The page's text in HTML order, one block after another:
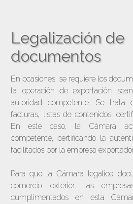
Legalización de
documentos
En ocasiones, se requiere los
la operación de exportación
autoridad competente. Se trata
facturas, listas de contenidos,
En este caso, la Cámara
competente, certificando la
facilitados por la empresa
Para que la Cámara legalice
comercio exterior, las
cumplimentados en esta